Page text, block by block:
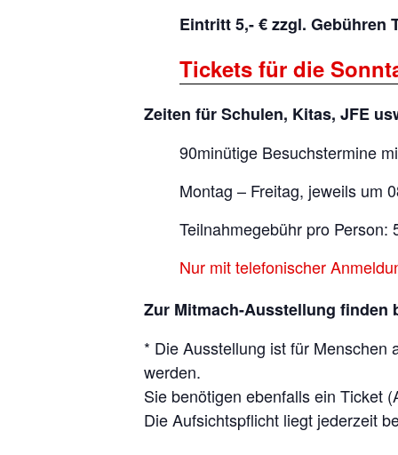
Eintritt 5,- € zzgl. Gebühren
Tickets für die
Zeiten für Schulen, Kitas, JFE
90minütige Besuchstermine
Montag – Freitag, jeweils um
Teilnahmegebühr pro Person:
Nur mit telefonischer
Zur Mitmach-Ausstellung finden
* Die Ausstellung ist für
werden.
Sie benötigen ebenfalls ein Ticket
Die Aufsichtspflicht liegt jederzeit